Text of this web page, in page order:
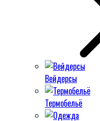
Вейдерсы
Термобельё